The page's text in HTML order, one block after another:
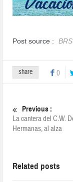
Post source :
share 0
Previous :
La cantera del C.W.
Hermanas, al alza
Related posts